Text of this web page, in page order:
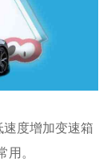
度增加变速箱
。